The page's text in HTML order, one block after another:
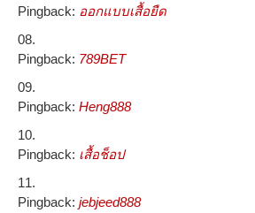
Pingback: ออกแบบเสื้อยืด
Pingback: 789BET
Pingback: Heng888
Pingback: เสื้อช็อป
Pingback: jebjeed888